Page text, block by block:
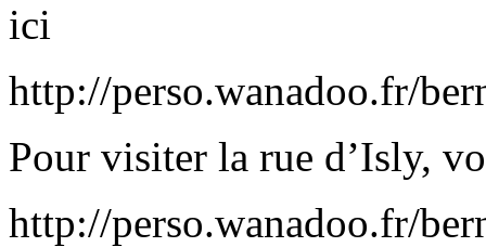
ici
http://perso.wanadoo.fr/
Pour visiter la rue d’Isly,
http://perso.wanadoo.fr/